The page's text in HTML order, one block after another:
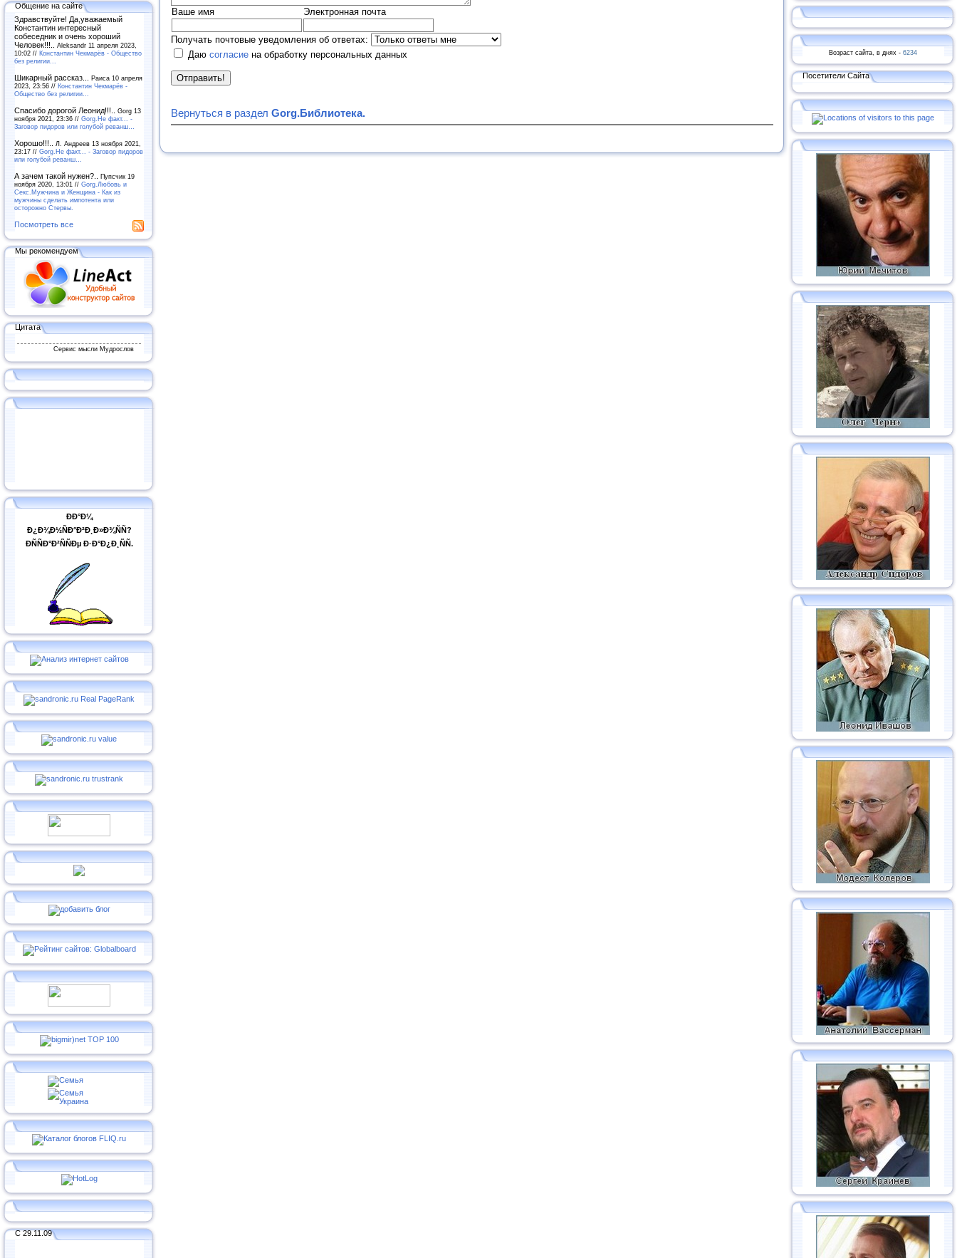
Общение на сайте
Здравствуйте! Да,уважаемый
Константин интересный
собеседник и очень хороший
Человек!!!.. Aleksandr 11 апреля 2023,
10:02 // Константин Чекмарёв - Общество
без религии...
Шикарный рассказ... Раиса 10 апреля
2023, 23:56 // Константин Чекмарёв -
Общество без религии...
Спасибо дорогой Леонид!!!.. Gorg 13
ноября 2021, 23:36 // Gorg.Не факт... -
Заговор пидоров или голубой реванш…
Хорошо!!!..
Л. Андреев 13 ноября 2021,
23:17 // Gorg.Не факт... - Заговор пидоров
или голубой реванш…
А зачем такой нужен?.. Пупсчик 19
ноября 2020, 13:01 // Gorg.Любовь и
Секс.Мужчина и Женщина - Как из
мужчины сделать импотента или
осторожно Стервы.
Посмотреть все
Мы рекомендуем
Цитата
Сервис мысли Мудрослов
ÐÐ°Ð¼
Ð¿Ð¾Ð½ÑÐ°Ð²Ð¸Ð»Ð¾ÑÑ?
ÐÑÑÐ°Ð²ÑÑÐµ Ð·Ð°Ð¿Ð¸ÑÑ.
С 29.11.09
Ваше имя Электронная почта
Получать почтовые уведомления об ответах:
Даю согласие на обработку персональных данных
Вернуться в раздел Gorg.Библиотека.
Возраст сайта, в днях - 6234
Посетители Сайта